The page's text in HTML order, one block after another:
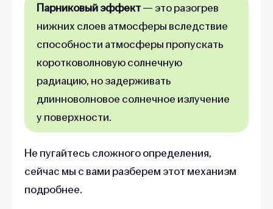
Парниковый эффект— это разогрев
нижних слоев атмосферы вследствие
способности атмосферы пропускать
коротковолновую солнечную
радиацию, но задерживать
длинноволновое солнечное излучение
у поверхности.
Не пугайтесь сложного определения,
сейчас мы с вами разберем этот механизм
подробнее.